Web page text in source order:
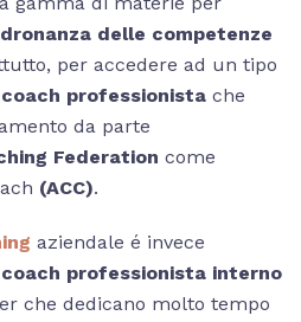
delle competenze
per accedere ad un tipo
professionista che
da parte
Federation come
(ACC).
aziendale é invece
coach professionista interno
che dedicano molto tempo